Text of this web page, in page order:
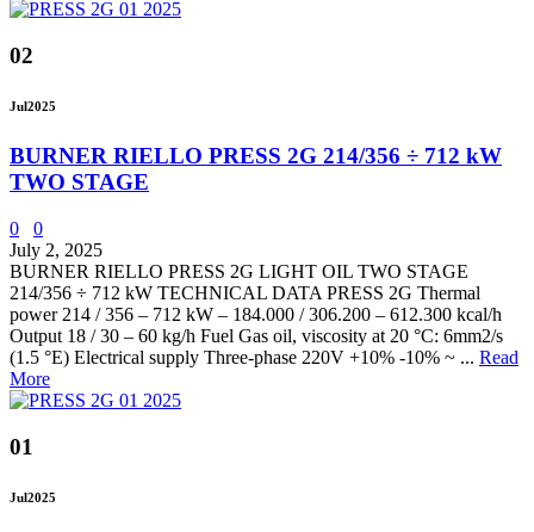
02
Jul2025
BURNER RIELLO PRESS 2G 214/356 ÷ 712 kW
TWO STAGE
0
0
July 2, 2025
BURNER RIELLO PRESS 2G LIGHT OIL TWO STAGE
214/356 ÷ 712 kW TECHNICAL DATA PRESS 2G Thermal
power 214 / 356 – 712 kW – 184.000 / 306.200 – 612.300 kcal/h
Output 18 / 30 – 60 kg/h Fuel Gas oil, viscosity at 20 °C: 6mm2/s
(1.5 °E) Electrical supply Three-phase 220V +10% -10% ~ ... Read
More
01
Jul2025